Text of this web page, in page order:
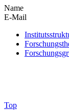
Name
E-Mail
Top